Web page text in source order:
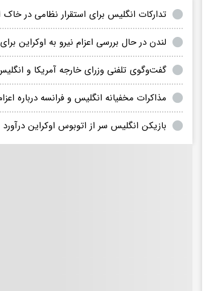
تدارکات انگلیس برای استقرار نظامی در خاک
لندن در حال بررسی اعزام نیرو به اوکراین
گفت‌وگوی تلفنی وزرای خارجه آمریکا و
مذاکرات مخفیانه انگلیس و فرانسه درباره
بازیکن انگلیس سر از اتوبوس اوکراین درآورد